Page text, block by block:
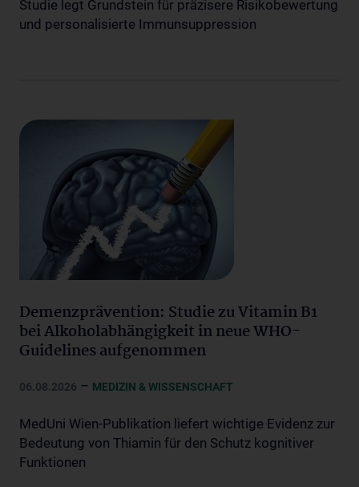
Studie legt Grundstein für präzisere Risikobewertung
und personalisierte Immunsuppression
Demenzprävention: Studie zu Vitamin B1
bei Alkoholabhängigkeit in neue WHO-
Guidelines aufgenommen
06.08.2026 – MEDIZIN & WISSENSCHAFT
MedUni Wien-Publikation liefert wichtige Evidenz zur
Bedeutung von Thiamin für den Schutz kognitiver
Funktionen